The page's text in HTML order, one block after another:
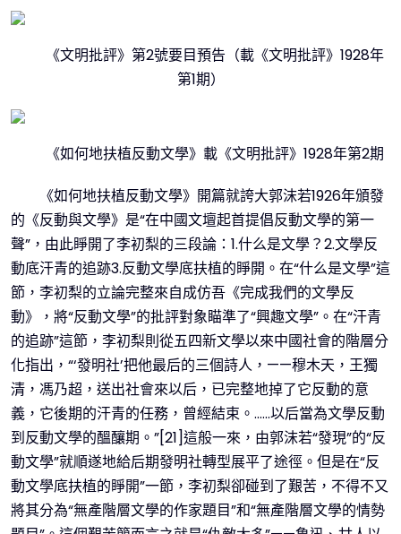
《文明批評》第2號要目預告（載《文明批評》1928年
第1期）
《如何地扶植反動文學》載《文明批評》1928年第2期
《如何地扶植反動文學》開篇就誇大郭沫若1926年頒發
的《反動與文學》是“在中國文壇起首提倡反動文學的第一
聲”，由此睜開了李初梨的三段論：1.什么是文學？2.文學反
動底汗青的追跡3.反動文學底扶植的睜開。在“什么是文學”這
節，李初梨的立論完整來自成仿吾《完成我們的文學反
動》，將“反動文學”的批評對象瞄準了“興趣文學”。在“汗青
的追跡”這節，李初梨則從五四新文學以來中國社會的階層分
化指出，“‘發明社’把他最后的三個詩人，——穆木天，王獨
清，馮乃超，送出社會來以后，已完整地掉了它反動的意
義，它後期的汗青的任務，曾經結束。……以后當為文學反動
到反動文學的醞釀期。”[21]這般一來，由郭沫若“發現”的“反
動文學”就順遂地給后期發明社轉型展平了途徑。但是在“反
動文學底扶植的睜開”一節，李初梨卻碰到了艱苦，不得不又
將其分為“無產階層文學的作家題目”和“無產階層文學的情勢